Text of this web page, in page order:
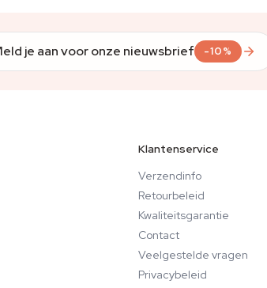
je aan voor onze nieuwsbrief -10%
Klantenservice
Verzendinfo
Retourbeleid
Kwaliteitsgarantie
Contact
Veelgestelde vragen
Privacybeleid